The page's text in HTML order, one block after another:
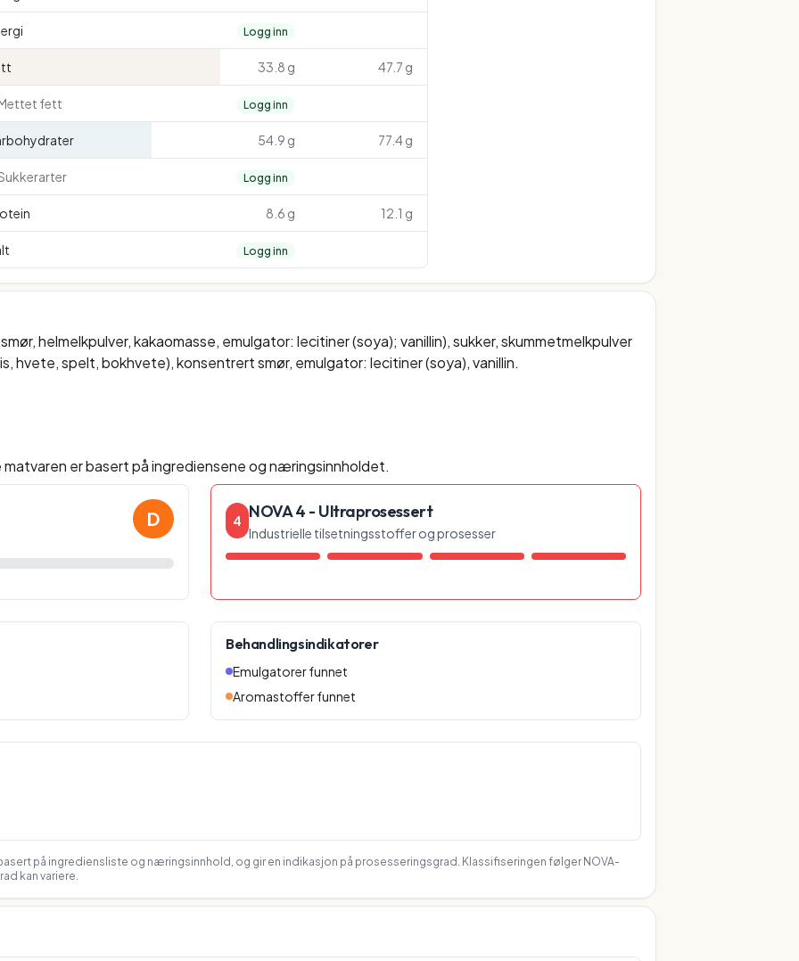
Logg inn
33.8 g 47.7 g
fett Logg inn
54.9 g 77.4 g
Logg inn
8.6 g 12.1 g
Logg inn
helmelkpulver, kakaomasse, emulgator: lecitiner (soya); vanillin), sukker, skummetmelkpulver
hvete, spelt, bokhvete), konsentrert smør, emulgator: lecitiner (soya), vanillin.
matvaren er basert på ingrediensene og næringsinnholdet.
D 4 NOVA 4 - Ultraprosessert
Industrielle tilsetningsstoffer og prosesser
Behandlingsindikatorer
Emulgatorer funnet
Aromastoffer funnet
på ingrediensliste og næringsinnhold, og gir en indikasjon på prosesseringsgrad. Klassifiseringen følger NOVA-
kan variere.